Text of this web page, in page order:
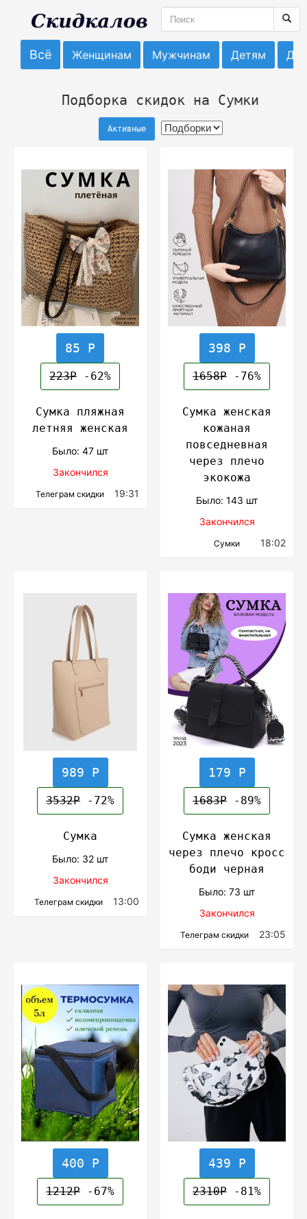
Всё Женщинам Мужчинам Детям
Подборка скидок на Сумки
Активные
85 Р
223Р -62%
Сумка пляжная
летняя женская
Было: 47 шт
Закончился
Телеграм скидки 19:31
398 Р
1658Р -76%
Сумка женская
кожаная
повседневная
через плечо
экокожа
Было: 143 шт
Закончился
Сумки 18:02
989 Р
3532Р -72%
Сумка
Было: 32 шт
Закончился
Телеграм скидки 13:00
179 Р
1683Р -89%
Сумка женская
через плечо кросс
боди черная
Было: 73 шт
Закончился
Телеграм скидки 23:05
400 Р
1212Р -67%
439 Р
2310Р -81%